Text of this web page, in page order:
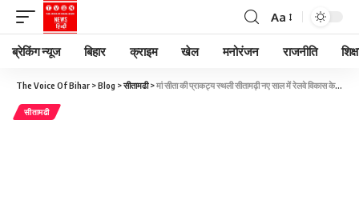
Aa
ब्रेकिंग न्यूज बिहार क्राइम खेल मनोरंजन राजनीति
The Voice Of Bihar >Blog >सीतामढी>मां सीता की प्राकट्य स्थली सीतामढ़ी नए साल में रेलवे विकास के माध्यम से देश के प्रमुख महानगरों से सीधे जुड़ सकते है
सीतामढी